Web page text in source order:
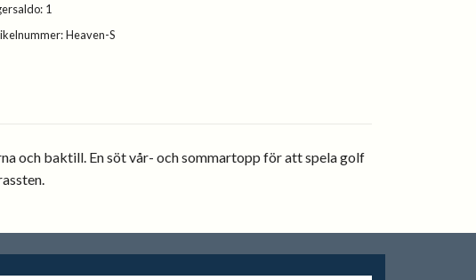
1
Heaven-S
och baktill. En söt vår- och sommartopp för att spela golf